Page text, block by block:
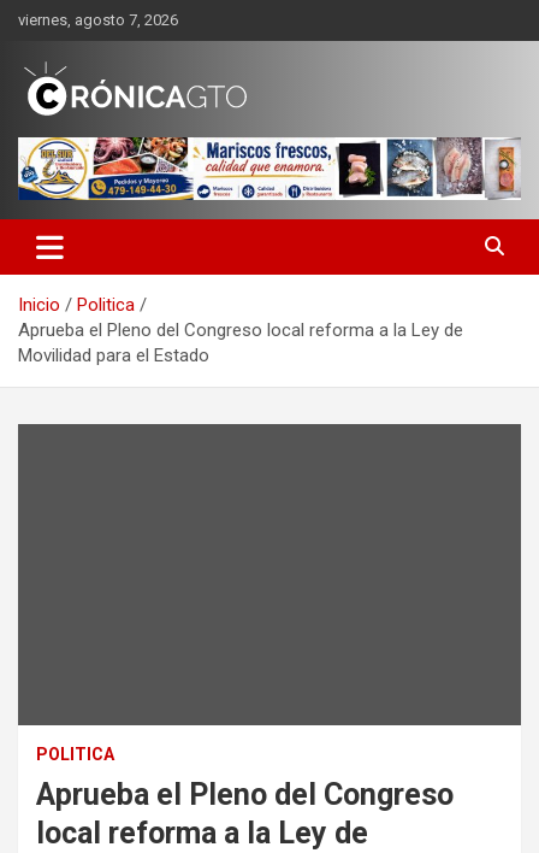
Saltar
contenido
viernes, agosto 7, 2026
CRONICA GUANAJUATO
Inicio
Politica
Aprueba el Pleno del Congreso local reforma a la Ley de
Movilidad para el Estado
POLITICA
Aprueba el Pleno del Congreso
local reforma a la Ley de